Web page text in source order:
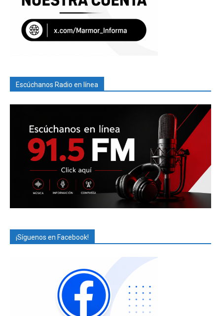
Escúchanos Radio en línea
¡Síguenos en Facebook!